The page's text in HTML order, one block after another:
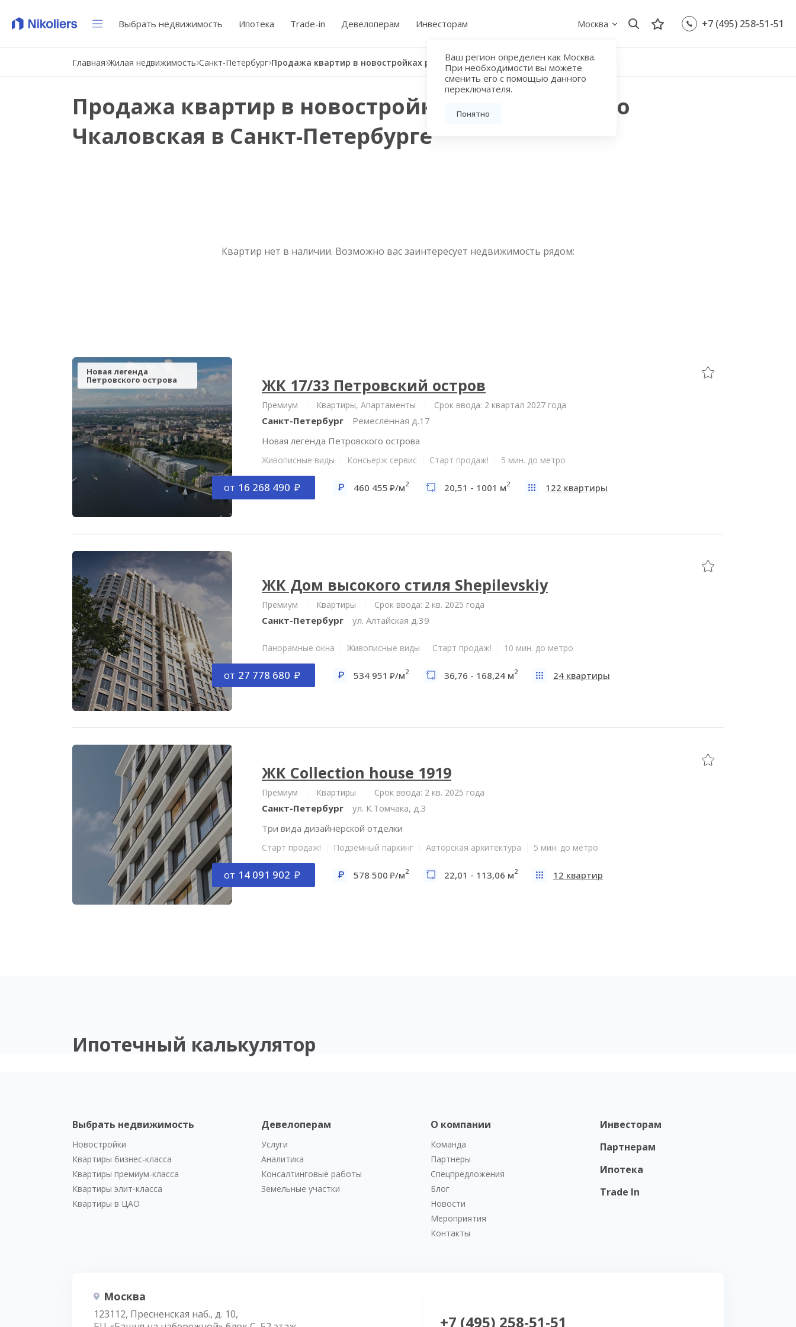
Выбрать недвижимость Ипотека Trade-in Девелоперам Инвесторам Москва
Ваш регион определен как Москва.
При необходимости вы можете
сменить его с помощью данного
переключателя.
Понятно
+7 (495) 258-51-51
Главная Жилая недвижимость Санкт-Петербург Продажа квартир в новостройках рядом с метро Чкаловская в Санкт-Петербурге
Продажа квартир в новостройках рядом с метро
Чкаловская в Санкт-Петербурге
Квартир нет в наличии. Возможно вас заинтересует недвижимость рядом:
Новая легенда
Петровского острова ЖК 17/33 Петровский остров
Премиум Квартиры, Апартаменты Срок ввода: 2 квартал 2027 года
Санкт-Петербург
Ремесленная д.17
Новая легенда Петровского острова
Живописные виды Консьерж сервис Старт продаж! 5 мин. до метро
от 16 268 490 460 455 /м2 20,51 - 1001 м2 122 квартиры
ЖК Дом высокого стиля Shepilevskiy
Премиум Квартиры Срок ввода: 2 кв. 2025 года
Санкт-Петербург ул. Алтайская д.39
Панорамные окна Живописные виды Старт продаж! 10 мин. до метро
от 27 778 680 534 951 /м2 36,76 - 168,24 м2 24 квартиры
ЖК Collection house 1919
Премиум Квартиры Срок ввода: 2 кв. 2025 года
Санкт-Петербург
ул. К.Томчака, д.3
Три вида дизайнерской отделки
Старт продаж! Подземный паркинг Авторская архитектура 5 мин. до метро
от 14 091 902 578 500 /м2 22,01 - 113,06 м2 12 квартир
Ипотечный калькулятор
Выбрать недвижимость
Новостройки
Квартиры бизнес-класса
Квартиры премиум-класса
Квартиры элит-класса
Квартиры в ЦАО
Девелоперам
Услуги
Аналитика
Консалтинговые работы
Земельные участки
О компании
Команда
Партнеры
Спецпредложения
Блог
Новости
Мероприятия
Контакты
Инвесторам
Партнерам
Ипотека
Trade In
Москва
123112, Пресненская наб., д. 10,
+7 (495) 258-51-51